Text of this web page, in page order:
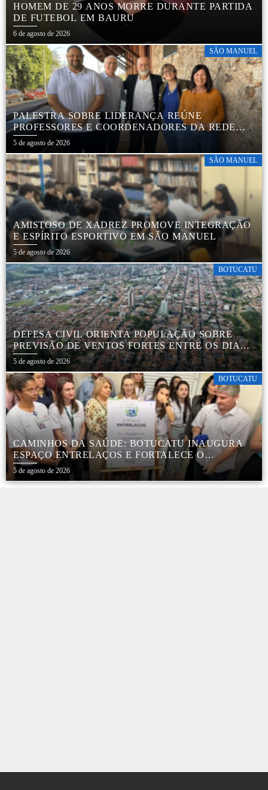
HOMEM DE 29 ANOS MORRE DURANTE PARTIDA
DE FUTEBOL EM BAURU
6 de agosto de 2026
SÃO MANUEL
PALESTRA SOBRE LIDERANÇA REÚNE
PROFESSORES E COORDENADORES DA REDE
MUNICIPAL
5 de agosto de 2026
SÃO MANUEL
AMISTOSO DE XADREZ PROMOVE INTEGRAÇÃO
E ESPÍRITO ESPORTIVO EM SÃO MANUEL
5 de agosto de 2026
BOTUCATU
DEFESA CIVIL ORIENTA POPULAÇÃO SOBRE
PREVISÃO DE VENTOS FORTES ENTRE OS DIAS 6
E 9 DE AGOSTO
5 de agosto de 2026
BOTUCATU
CAMINHOS DA SAÚDE: BOTUCATU INAUGURA
ESPAÇO ENTRELAÇOS E FORTALECE O
CUIDADO ESPECIALIZADO COM CRIANÇAS E
FAMÍLIAS
5 de agosto de 2026